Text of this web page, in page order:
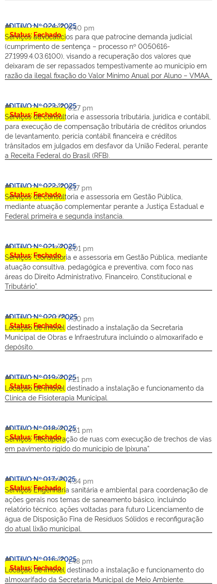
ADITIVO Nº 024/2025
julho 21, 2025 8:40 pm
Status: Fechado
Serviços advocatícios para que patrocine demanda judicial
(cumprimento de sentença – processo nº 0050616-
27.1999.4.03.6100), visando a recuperação dos valores que
deixaram de ser repassados tempestivamente ao município em
razão da ilegal fixação do Valor Mínimo Anual por Aluno – VMAA.
ADITIVO Nº 023/2025
julho 21, 2025 8:27 pm
Status: Fechado
Serviços de consultoria e assessoria tributária, jurídica e contábil,
para execução de compensação tributária de créditos oriundos
de levantamento, perícia contábil financeira e créditos
trânsitados em julgados em desfavor da União Federal, perante
a Receita Federal do Brasil (RFB).
ADITIVO Nº 022/2025
julho 21, 2025 8:17 pm
Status: Fechado
Serviços de consultoria e assessoria em Gestão Pública,
mediante atuação complementar perante a Justiça Estadual e
Federal primeira e segunda instancia.
ADITIVO Nº 021/2025
julho 21, 2025 8:01 pm
Status: Fechado
Serviços “Consultoria e assessoria em Gestão Pública, mediante
atuação consultiva, pedagógica e preventiva, com foco nas
áreas do Direito Administrativo, Financeiro, Constitucional e
Tributário”.
ADITIVO Nº 020/2025
julho 21, 2025 7:30 pm
Status: Fechado
Locação de imóvel destinado a instalação da Secretaria
Municipal de Obras e Infraestrutura incluindo o almoxarifado e
depósito.
ADITIVO Nº 019/2025
julho 21, 2025 7:21 pm
Status: Fechado
Locação de imóvel destinado a instalação e funcionamento da
Clínica de Fisioterapia Municipal.
ADITIVO Nº 018/2025
julho 21, 2025 4:51 pm
Status: Fechado
Serviços “Recuperação de ruas com execução de trechos de vias
em pavimento rígido do município de Ipixuna”.
ADITIVO Nº 017/2025
julho 21, 2025 4:34 pm
Status: Fechado
Serviços Engenharia sanitária e ambiental para coordenação de
ações gerais nos temas de saneamento básico, incluindo
relatório técnico, ações voltadas para futuro Licenciamento de
água de Disposição Fina de Resíduos Sólidos e reconfiguração
do atual lixão municipal.
ADITIVO Nº 016/2025
julho 21, 2025 1:48 pm
Status: Fechado
Locação de imóvel destinado a instalação e funcionamento do
almoxarifado da Secretaria Municipal de Meio Ambiente.